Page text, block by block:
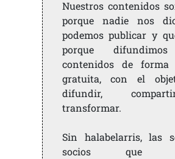
Nuestros contenidos
porque nadie nos
podemos publicar y
porque
contenidos de
gratuita, con el
difundir,
transformar.
Sin halabelarris, las
socios que